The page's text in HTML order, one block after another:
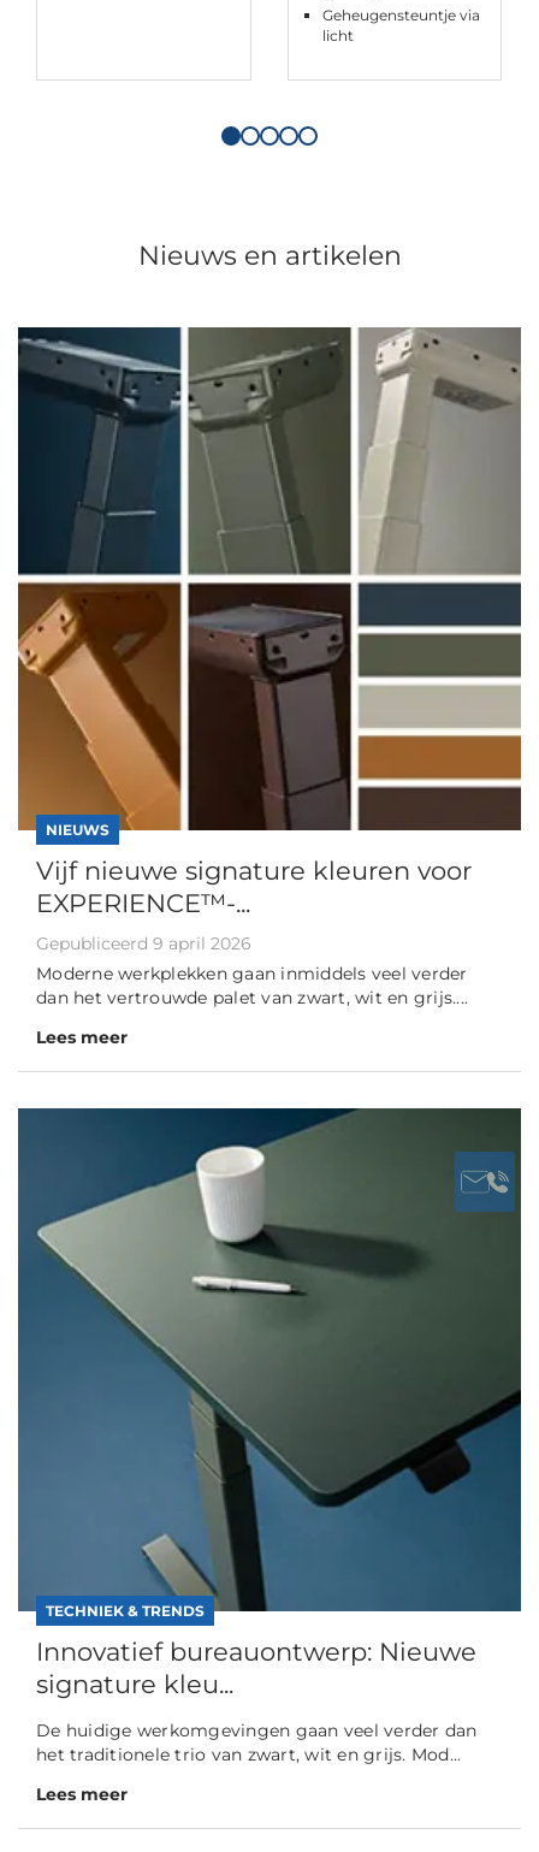
Geheugensteuntje via
licht
Nieuws en artikelen
NIEUWS
Vijf nieuwe signature kleuren voor
EXPERIENCE™-...
Gepubliceerd 9 april 2026
Moderne werkplekken gaan inmiddels veel verder
dan het vertrouwde palet van zwart, wit en grijs....
Lees meer
TECHNIEK & TRENDS
Innovatief bureauontwerp: Nieuwe
signature kleu...
De huidige werkomgevingen gaan veel verder dan
het traditionele trio van zwart, wit en grijs. Mod...
Lees meer